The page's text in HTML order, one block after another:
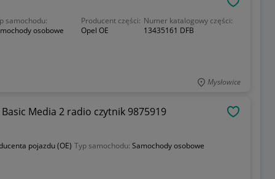
samochodu:
osobowe
Producent części:
Opel OE
Numer katalogowy części:
13435161 DFB
Mysłowice
Media 2 radio czytnik 9875919
pojazdu (OE) Typ samochodu: Samochody osobowe